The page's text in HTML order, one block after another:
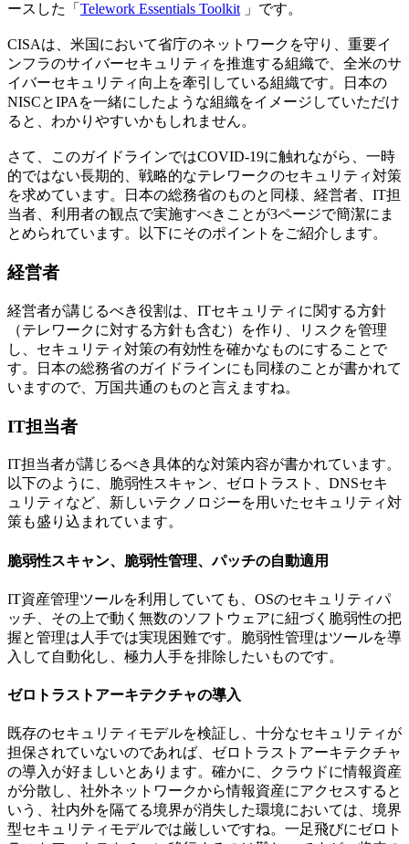
ースした「 Telework Essentials Toolkit」です。
CISAは、米国において省庁のネットワークを守り、重要イ
ンフラのサイバーセキュリティを推進する組織で、全米のサ
イバーセキュリティ向上を牽引している組織です。日本の
NISCとIPAを一緒にしたような組織をイメージしていただけ
ると、わかりやすいかもしれません。
さて、このガイドラインではCOVID-19に触れながら、一時
的ではない長期的、戦略的なテレワークのセキュリティ対策
を求めています。日本の総務省のものと同様、経営者、IT担
当者、利用者の観点で実施すべきことが3ページで簡潔にま
とめられています。以下にそのポイントをご紹介します。
経営者
経営者が講じるべき役割は、ITセキュリティに関する方針
（テレワークに対する方針も含む）を作り、リスクを管理
し、セキュリティ対策の有効性を確かなものにすることで
す。日本の総務省のガイドラインにも同様のことが書かれて
いますので、万国共通のものと言えますね。
IT担当者
IT担当者が講じるべき具体的な対策内容が書かれています。
以下のように、脆弱性スキャン、ゼロトラスト、DNSセキ
ュリティなど、新しいテクノロジーを用いたセキュリティ対
策も盛り込まれています。
脆弱性スキャン、脆弱性管理、パッチの自動適用
IT資産管理ツールを利用していても、OSのセキュリティパ
ッチ、その上で動く無数のソフトウェアに紐づく脆弱性の把
握と管理は人手では実現困難です。脆弱性管理はツールを導
入して自動化し、極力人手を排除したいものです。
ゼロトラストアーキテクチャの導入
既存のセキュリティモデルを検証し、十分なセキュリティが
担保されていないのであれば、ゼロトラストアーキテクチャ
の導入が好ましいとあります。確かに、クラウドに情報資産
が分散し、社外ネットワークから情報資産にアクセスすると
いう、社内外を隔てる境界が消失した環境においては、境界
型セキュリティモデルでは厳しいですね。一足飛びにゼロト